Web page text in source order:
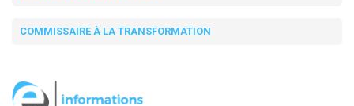
COMMISSAIRE À LA TRANSFORMATION